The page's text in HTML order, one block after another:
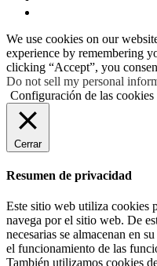
We use cookies on our
experience by remembering
clicking “Accept”, you
Do not sell my personal
Configuración de las cookies
Cerrar
Resumen de privacidad
Este sitio web utiliza cookies
navega por el sitio web. De
necesarias se almacenan en
el funcionamiento de las
También utilizamos cookies